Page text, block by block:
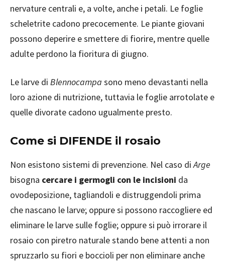
nervature centrali e, a volte, anche i petali. Le foglie
scheletrite cadono precocemente. Le piante giovani
possono deperire e smettere di fiorire, mentre quelle
adulte perdono la fioritura di giugno.
Le larve di Blennocampa sono meno devastanti nella
loro azione di nutrizione, tuttavia le foglie arrotolate e
quelle divorate cadono ugualmente presto.
Come si DIFENDE il rosaio
Non esistono sistemi di prevenzione. Nel caso diArge
bisogna cercare i germogli con le incisioni da
ovodeposizione, tagliandoli e distruggendoli prima
che nascano le larve; oppure si possono raccogliere ed
eliminare le larve sulle foglie; oppure si può irrorare il
rosaio con piretro naturale stando bene attenti a non
spruzzarlo su fiori e boccioli per non eliminare anche